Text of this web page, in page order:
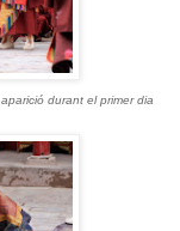
durant el primer dia